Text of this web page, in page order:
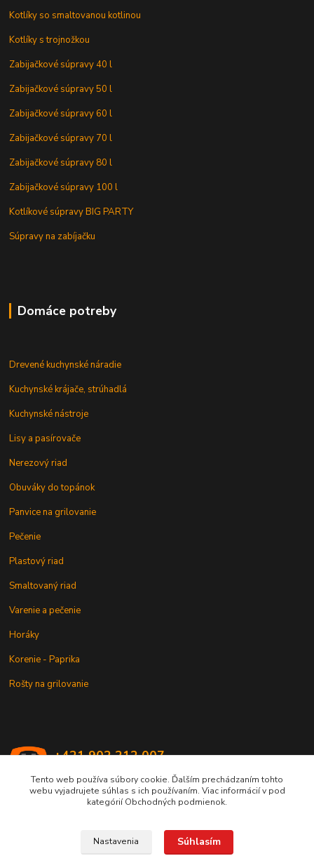
Kotlíky so smaltovanou kotlinou
Kotlíky s trojnožkou
Zabijačkové súpravy 40 l
Zabijačkové súpravy 50 l
Zabijačkové súpravy 60 l
Zabijačkové súpravy 70 l
Zabijačkové súpravy 80 l
Zabijačkové súpravy 100 l
Kotlíkové súpravy BIG PARTY
Súpravy na zabíjačku
Domáce potreby
Drevené kuchynské náradie
Kuchynské krájače, strúhadlá
Kuchynské nástroje
Lisy a pasírovače
Nerezový riad
Obuváky do topánok
Panvice na grilovanie
Pečenie
Plastový riad
Smaltovaný riad
Varenie a pečenie
Horáky
Korenie - Paprika
Rošty na grilovanie
+421 902 212 007
Tento web používa súbory cookie. Ďalším prechádzaním tohto
webu vyjadrujete súhlas s ich používaním. Viac informácií v pod
kategórií Obchodných podmienok.
Nastavenia Súhlasím